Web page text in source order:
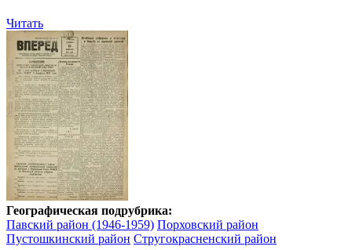
Читать
Географическая подрубрика:
Павский район (1946-1959) Порховский район
Пустошкинский район Стругокрасненский район